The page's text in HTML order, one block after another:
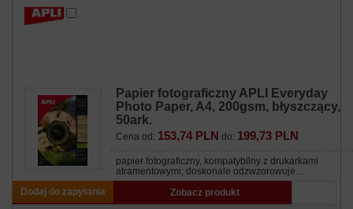
Papier fotograficzny APLI Everyday
Photo Paper, A4, 200gsm, błyszczący,
50ark.
Cena od: 153,74 PLN do: 199,73 PLN
papier fotograficzny, kompatybilny z drukarkami
atramentowymi; doskonale odzwzorowuje...
Dodaj do zapytania
Zobacz produkt